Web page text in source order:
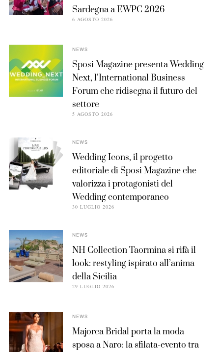
Sardegna a EWPC 2026
6 AGOSTO 2026
NEWS
Sposi Magazine presenta Wedding
Next, l’International Business
Forum che ridisegna il futuro del
settore
5 AGOSTO 2026
NEWS
Wedding Icons, il progetto
editoriale di Sposi Magazine che
valorizza i protagonisti del
Wedding contemporaneo
30 LUGLIO 2026
NEWS
NH Collection Taormina si rifà il
look: restyling ispirato all’anima
della Sicilia
29 LUGLIO 2026
NEWS
Majorca Bridal porta la moda
sposa a Naro: la sfilata-evento tra